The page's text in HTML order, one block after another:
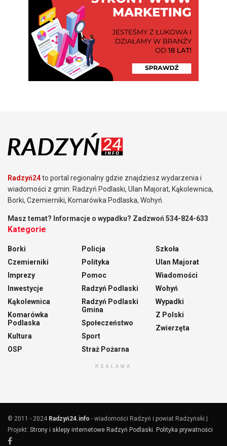
Radzyń24to portal regionalny gdzie znajdziesz wydarzenia i
wiadomości z gmin: Radzyń Podlaski, Ulan Majorat, Kąkolewnica,
Borki, Czemierniki, Komarówka Podlaska, Wohyń.
Masz temat? Informacje o wypadku? Zadzwoń 534-824-633
Kategorie
Borki
Czemierniki
Imprezy
Inwestycje
Kąkolewnica
Komarówka
Podlaska
Kultura
OSP
Policja
Polityka
Pomoc
Radzyń Podlaski
Radzyń Podlaski
Gmina
Społeczeństwo
Sport
Straż Pożarna
Szkoła
Ulan Majorat
Wiadomości
Wohyń
Wypadki
Z Polski
Zwierzęta
REKLAMA
© 2011 - 2024 Radzyń24.info - wiadomości Radzyń i powiat Radzyński |
Projekt: Strony i sklepy internetowe Radzyń Podlaski Polityka prywatności